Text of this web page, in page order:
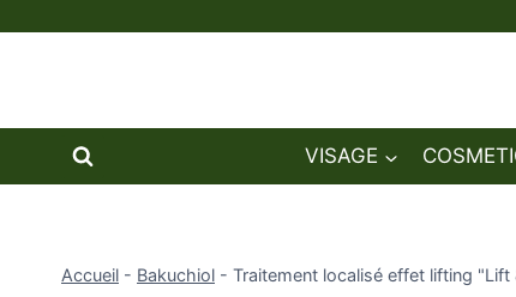
VISAGE
Accueil - Bakuchiol - Traitement localisé effet lifting "Lift